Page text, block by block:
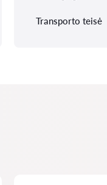
Transporto teisė